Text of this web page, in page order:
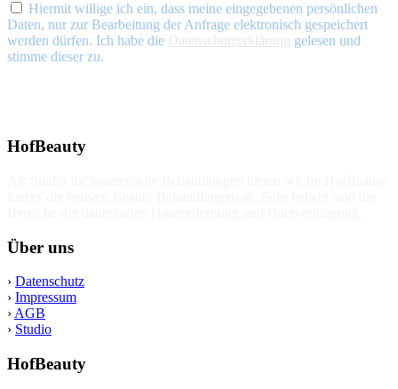
Hiermit willige ich ein, dass meine eingegebenen persönlichen
Daten, nur zur Bearbeitung der Anfrage elektronisch gespeichert
werden dürfen. Ich habe die
gelesen und
stimme dieser zu.
HofBeauty
Über uns
› Datenschutz
› Impressum
› AGB
› Studio
HofBeauty